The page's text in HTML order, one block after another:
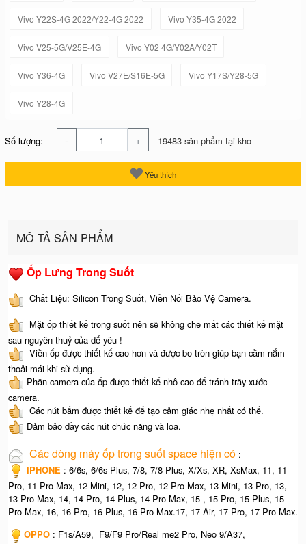
Vivo Y22S-4G 2022/Y22-4G 2022 Vivo Y35-4G 2022
Vivo V25-5G/V25E-4G Vivo Y02 4G/Y02A/Y02T
Vivo Y36-4G Vivo V27E/S16E-5G Vivo Y17S/Y28-5G
Vivo Y28-4G
Số lượng: - + 19483 sản phẩm tại kho
Yêu thích
MÔ TẢ SẢN PHẨM
Ốp Lưng Trong Suốt
Chất Liệu: Silicon Trong Suốt, Viền Nổi Bảo Vệ Camera.
Mặt ốp thiết kế trong suốt nên sẽ không che mất các thiết kế mặt
sau nguyên thuỷ của dế yêu !
Viền ốp được thiết kế cao hơn và được bo tròn giúp bạn cầm nắm
thoải mái khi sử dụng.
Phần camera của ốp được thiết kế nhô cao để tránh trầy xước
camera.
Các nút bấm được thiết kế để tạo cảm giác nhẹ nhất có thể.
Đảm bảo đầy các nút chức năng và loa.
Các dòng máy ốp trong suốt space hiện có :
IPHONE : 6/6s, 6/6s Plus, 7/8, 7/8 Plus, X/Xs, XR, XsMax, 11, 11
Pro, 11 Pro Max, 12 Mini, 12, 12 Pro, 12 Pro Max, 13 Mini, 13 Pro, 13,
13 Pro Max, 14, 14 Pro, 14 Plus, 14 Pro Max, 15 , 15 Pro, 15 Plus, 15
Pro Max, 16, 16 Pro, 16 Plus, 16 Pro Max.17, 17 Air, 17 Pro, 17 Pro Max.
OPPO : F1s/A59, F9/F9 Pro/Real me2 Pro, Neo 9/A37,